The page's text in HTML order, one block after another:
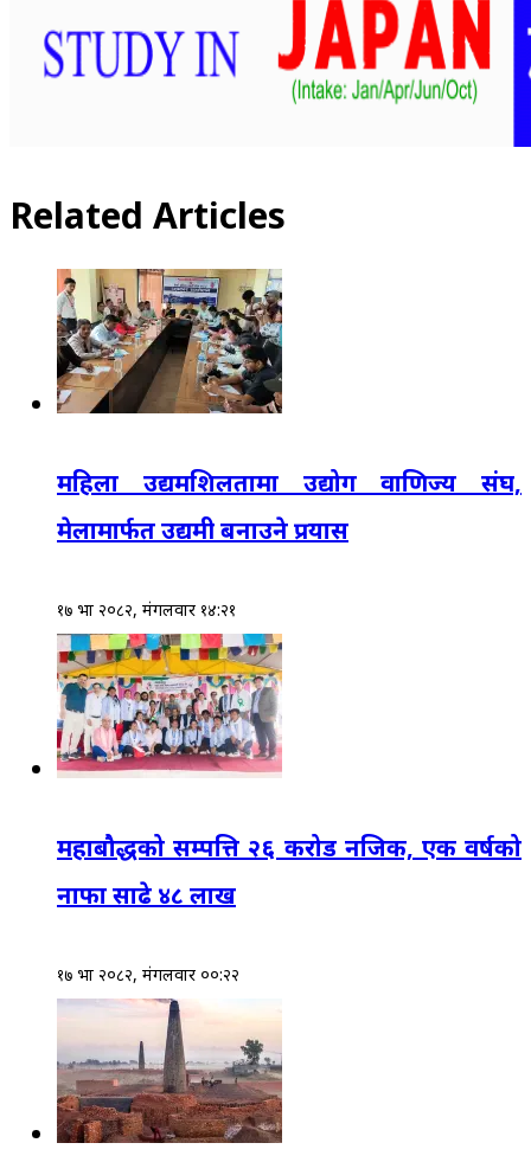
Related Articles
महिला उद्यमशिलतामा उद्योग वाणिज्य संघ,
मेलामार्फत उद्यमी बनाउने प्रयास
१७ भाद्र २०८२, मंगलवार १४:२१
महाबौद्धको सम्पत्ति २६ करोड नजिक, एक वर्षको
नाफा साढे ४८ लाख
१७ भाद्र २०८२, मंगलवार ००:२२